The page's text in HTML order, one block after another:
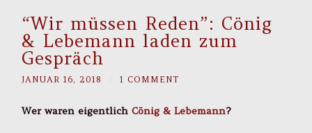
“Wir müssen Reden”: Cönig
& Lebemann laden zum
Gespräch
JANUAR 16, 2018 1 COMMENT
Wer waren eigentlichCönig & Lebemann?